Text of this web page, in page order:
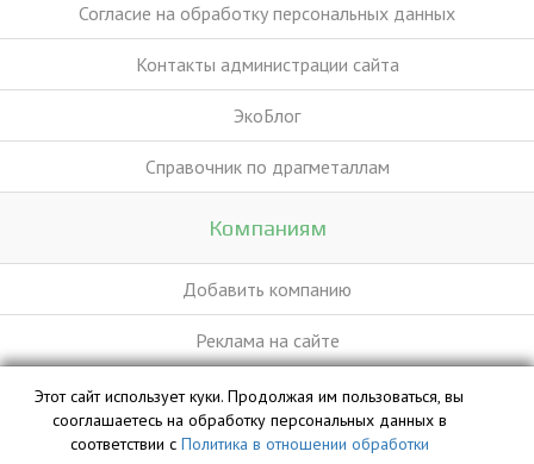
Согласие на обработку персональных данных
Контакты администрации сайта
ЭкоБлог
Справочник по драгметаллам
Компаниям
Добавить компанию
Реклама на сайте
База данных сайта vyvoz.org является интеллектуальной
собственностью ООО «Профит» и охраняется законом.
Этот сайт использует куки. Продолжая им пользоваться, вы
сооглашаетесь на обработку персональных данных в
соответствии с Политика в отношении обработки